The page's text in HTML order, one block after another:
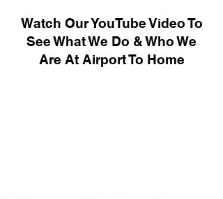
Watch Our YouTube Video To
See What We Do & Who We
Are At Airport To Home